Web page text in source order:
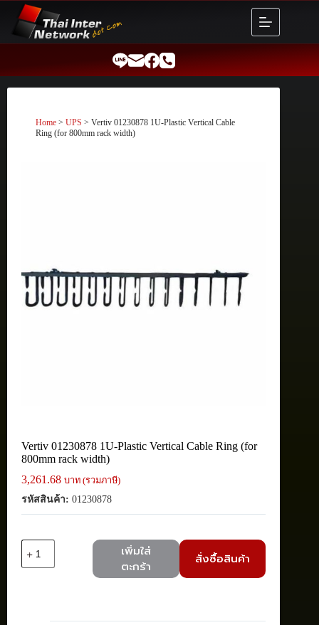
content
Home > UPS > Vertiv 01230878 1U-Plastic Vertical Cable
Ring (for 800mm rack width)
Vertiv 01230878 1U-Plastic Vertical Cable Ring (for
800mm rack width)
3,261.68 บาท (รวมภาษี)
รหัสสินค้า: 01230878
Vertiv
เพิ่มใส่
ตะกร้า
สั่งซื้อสินค้า